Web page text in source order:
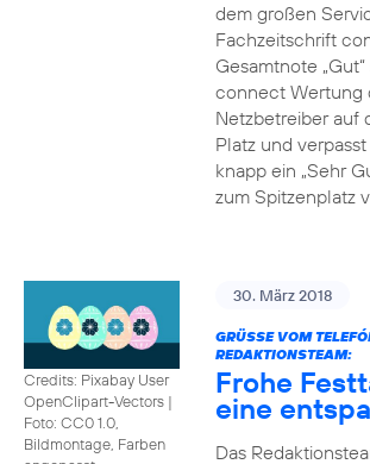
dem großen
Fachzeitschrift
Gesamtnote
connect Wertung
Netzbetreiber auf
Platz und
knapp ein „Sehr
zum Spitzenplatz
Credits: Pixabay User
OpenClipart-Vectors |
Foto: CC0 1.0,
Bildmontage, Farben
30. März 2018
GRÜSSE VOM
EDAKTIONSTEAM:
Frohe
eine
Das